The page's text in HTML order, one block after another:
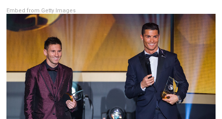
Embed from Getty Images